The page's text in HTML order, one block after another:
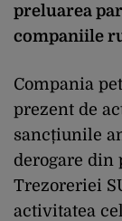
preluarea
companiile
Compania
prezent de
sancțiunile
derogare din
Trezoreriei
activitatea